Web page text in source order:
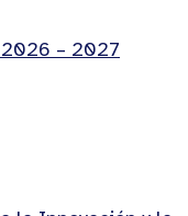
2026 – 2027